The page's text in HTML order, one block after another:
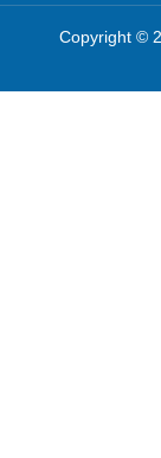
Copyright ©